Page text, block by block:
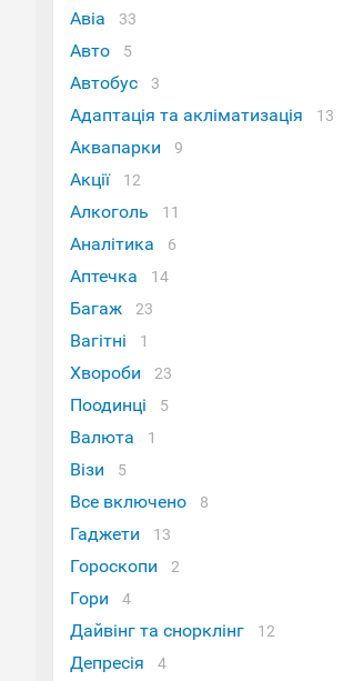
Авіа 33
Авто 5
Автобус 3
Адаптація та акліматизація 13
Аквапарки 9
Акції 12
Алкоголь 11
Аналітика 6
Аптечка 14
Багаж 23
Вагітні 1
Хвороби 23
Поодинці 5
Валюта 1
Візи 5
Все включено 8
Гаджети 13
Гороскопи 2
Гори 4
Дайвінг та снорклінг 12
Депресія 4